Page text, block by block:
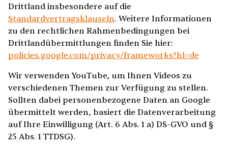
Drittland insbesondere auf die
Standardvertragsklauseln. Weitere Informationen
zu den rechtlichen Rahmenbedingungen bei
Drittlandübermittlungen finden Sie hier:
policies.google.com/privacy/frameworks?hl=de
Wir verwenden YouTube, um Ihnen Videos zu
verschiedenen Themen zur Verfügung zu stellen.
Sollten dabei personenbezogene Daten an Google
übermittelt werden, basiert die Datenverarbeitung
auf Ihre Einwilligung (Art. 6 Abs. 1 a) DS-GVO und §
25 Abs. 1 TTDSG).